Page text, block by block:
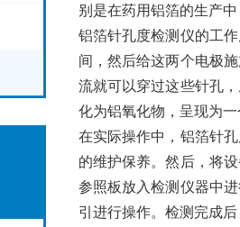
别是在药用铝箔的生产
铝箔针孔度检测仪的工
间，然后给这两个电极
流就可以穿过这些针孔
化为铝氧化物，呈现为
在实际操作中，铝箔针
的维护保养。然后，将
参照板放入检测仪器中
引进行操作。检测完成